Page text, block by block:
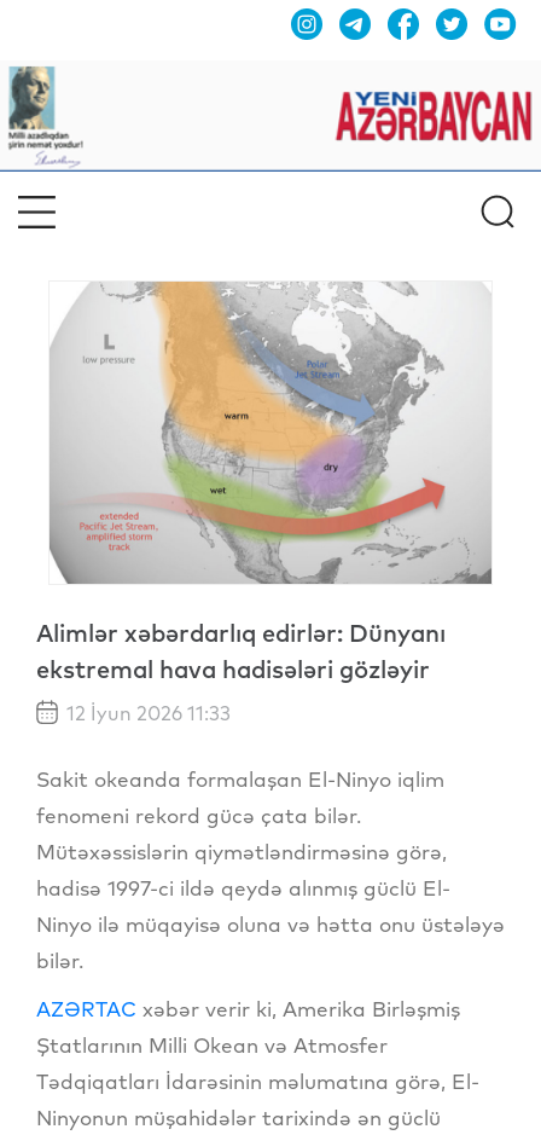
Alimlər xəbərdarlıq edirlər: Dünyanı
ekstremal hava hadisələri gözləyir
12 İyun 2026 11:33
Sakit okeanda formalaşan El-Ninyo iqlim
fenomeni rekord gücə çata bilər.
Mütəxəssislərin qiymətləndirməsinə görə,
hadisə 1997-ci ildə qeydə alınmış güclü El-
Ninyo ilə müqayisə oluna və hətta onu üstələyə
bilər.
AZƏRTAC xəbər verir ki, Amerika Birləşmiş
Ştatlarının Milli Okean və Atmosfer
Tədqiqatları İdarəsinin məlumatına görə, El-
Ninyonun müşahidələr tarixində ən güclü